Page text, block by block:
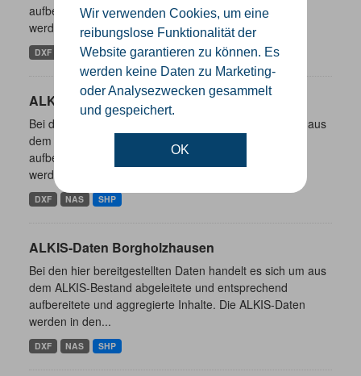
Wir verwenden Cookies, um eine
reibungslose Funktionalität der
Website garantieren zu können. Es
werden keine Daten zu Marketing-
oder Analysezwecken gesammelt
und gespeichert.
OK
aufbereitete und aggregierte Inhalte. Die ALKIS-Daten
werden in den...
DXF NAS SHP
ALKIS-Daten Rheda-Wiedenbrück
Bei den hier bereitgestellten Daten handelt es sich um aus
dem ALKIS-Bestand abgeleitete und entsprechend
aufbereitete und aggregierte Inhalte. Die ALKIS-Daten
werden in den...
DXF NAS SHP
ALKIS-Daten Borgholzhausen
Bei den hier bereitgestellten Daten handelt es sich um aus
dem ALKIS-Bestand abgeleitete und entsprechend
aufbereitete und aggregierte Inhalte. Die ALKIS-Daten
werden in den...
DXF NAS SHP